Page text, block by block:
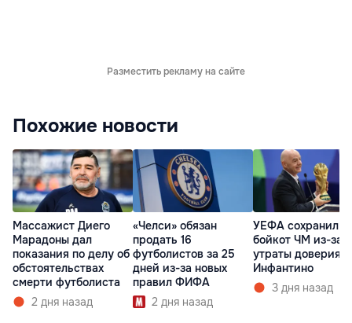
Разместить рекламу на сайте
Похожие новости
Массажист Диего
Марадоны дал
показания по делу об
обстоятельствах
смерти футболиста
2 дня назад
«Челси» обязан
продать 16
футболистов за 25
дней из-за новых
правил ФИФА
2 дня назад
УЕФА сохранил
бойкот ЧМ из-за
утраты доверия к
Инфантино
3 дня назад